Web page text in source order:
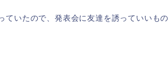
ていたので、発表会に友達を誘っていいも